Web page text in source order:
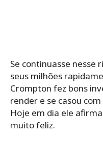
Se continuasse
seus milhões
Crompton fez bons
render e se casou
Hoje em dia ele
muito feliz.